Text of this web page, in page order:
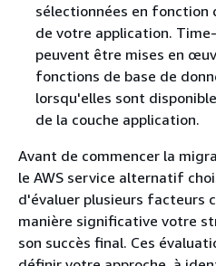
sélectionnées en fonction
de votre application.
peuvent être mises en
fonctions de base de
lorsqu'elles sont
de la couche application.
Avant de commencer la
le AWS service alternatif
d'évaluer plusieurs facteurs
manière significative votre
son succès final. Ces